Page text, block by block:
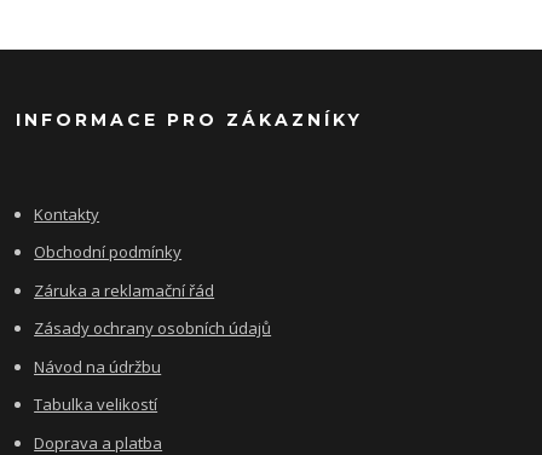
INFORMACE PRO ZÁKAZNÍKY
Kontakty
Obchodní podmínky
Záruka a reklamační řád
Zásady ochrany osobních údajů
Návod na údržbu
Tabulka velikostí
Doprava a platba